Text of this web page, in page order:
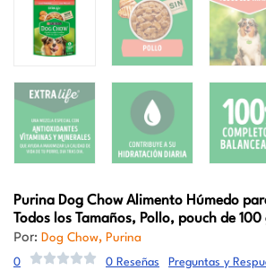
Purina Dog ChowAlimento Húmedo
Todos los Tamaños, Pollo, pouch de 100
Por: Dog Chow, Purina
0 0 Reseñas Preguntas y